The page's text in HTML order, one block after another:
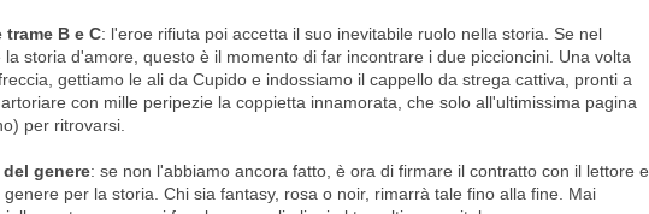
trame B e C: l'eroe rifiuta poi accetta il suo inevitabile ruolo nella storia. Se nel
la storia d'amore, questo è il momento di far incontrare i due piccioncini. Una volta
gettiamo le ali da Cupido e indossiamo il cappello da strega cattiva, pronti a
con mille peripezie la coppietta innamorata, che solo all'ultimissima pagina
per ritrovarsi.
del genere: se non l'abbiamo ancora fatto, è ora di firmare il contratto con il lettore e
per la storia. Chi sia fantasy, rosa o noir, rimarrà tale fino alla fine. Mai